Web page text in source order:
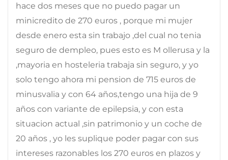
hace dos meses que no puedo pagar un
minicredito de 270 euros , porque mi mujer
desde enero esta sin trabajo ,del cual no tenia
seguro de dempleo, pues esto es M ollerusa y la
,mayoria en hosteleria trabaja sin seguro, y yo
solo tengo ahora mi pension de 715 euros de
minusvalia y con 64 años,tengo una hija de 9
años con variante de epilepsia, y con esta
situacion actual ,sin patrimonio y un coche de
20 años , yo les suplique poder pagar con sus
intereses razonables los 270 euros en plazos y